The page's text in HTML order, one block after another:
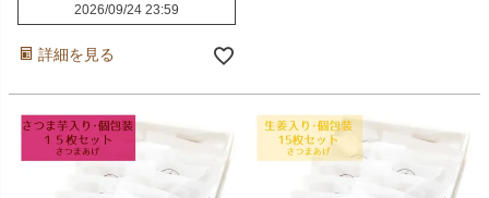
2026/09/24 23:59
詳細を見る